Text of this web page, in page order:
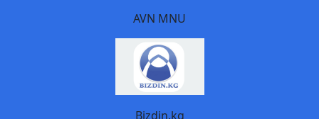
AVN MNU
Bizdin.kg